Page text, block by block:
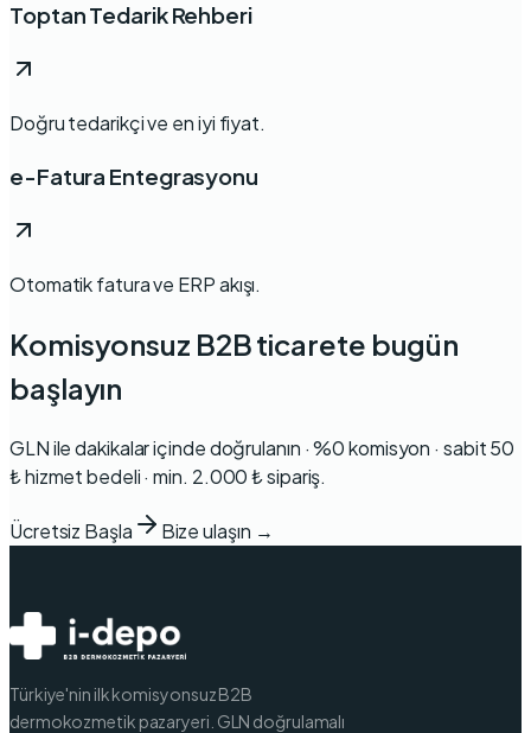
Toptan Tedarik Rehberi
Doğru tedarikçi ve en iyi fiyat.
e-Fatura Entegrasyonu
Otomatik fatura ve ERP akışı.
Komisyonsuz B2B ticarete bugün
başlayın
GLN ile dakikalar içinde doğrulanın · %0 komisyon · sabit 50
₺ hizmet bedeli · min. 2.000 ₺ sipariş.
Ücretsiz Başla Bize ulaşın →
Türkiye'nin ilk komisyonsuz B2B
dermokozmetik pazaryeri. GLN doğrulamalı